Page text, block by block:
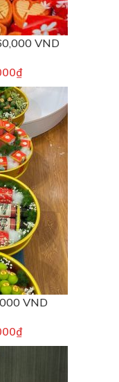
VND
₫
VND
₫